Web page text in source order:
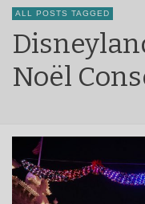
ALL POSTS TAGGED
Noël